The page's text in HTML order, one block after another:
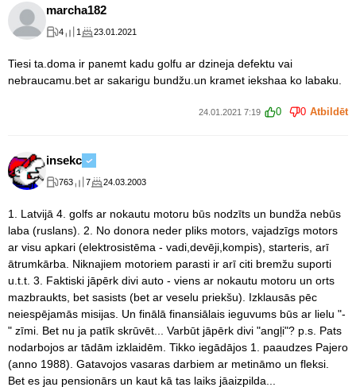
marcha182
4 1 23.01.2021
Tiesi ta.doma ir panemt kadu golfu ar dzineja defektu vai
nebraucamu.bet ar sakarigu bundžu.un kramet iekshaa ko labaku.
24.01.2021 7:19 0 0 Atbildēt
insekc
763 7 24.03.2003
1. Latvijā 4. golfs ar nokautu motoru būs nodzīts un bundža nebūs
laba (ruslans). 2. No donora neder pliks motors, vajadzīgs motors
ar visu apkari (elektrosistēma - vadi,devēji,kompis), starteris, arī
ātrumkārba. Niknajiem motoriem parasti ir arī citi bremžu suporti
u.t.t. 3. Faktiski jāpērk divi auto - viens ar nokautu motoru un orts
mazbraukts, bet sasists (bet ar veselu priekšu). Izklausās pēc
neiespējamās misijas. Un finālā finansiālais ieguvums būs ar lielu "-
" zīmi. Bet nu ja patīk skrūvēt... Varbūt jāpērk divi "angļi"? p.s. Pats
nodarbojos ar tādām izklaidēm. Tikko iegādājos 1. paaudzes Pajero
(anno 1988). Gatavojos vasaras darbiem ar metināmo un fleksi.
Bet es jau pensionārs un kaut kā tas laiks jāaizpilda...